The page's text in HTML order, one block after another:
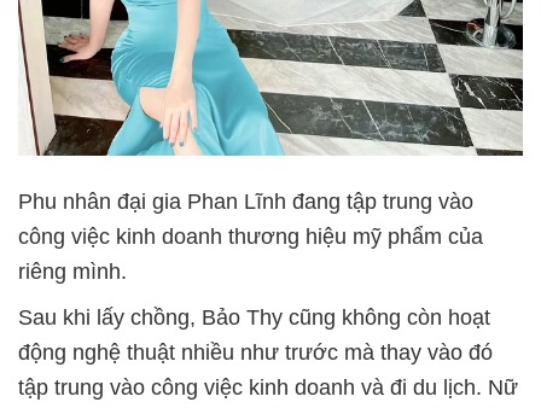
Phu nhân đại gia Phan Lĩnh đang tập trung vào
công việc kinh doanh thương hiệu mỹ phẩm của
riêng mình.
Sau khi lấy chồng, Bảo Thy cũng không còn hoạt
động nghệ thuật nhiều như trước mà thay vào đó
tập trung vào công việc kinh doanh và đi du lịch. Nữ